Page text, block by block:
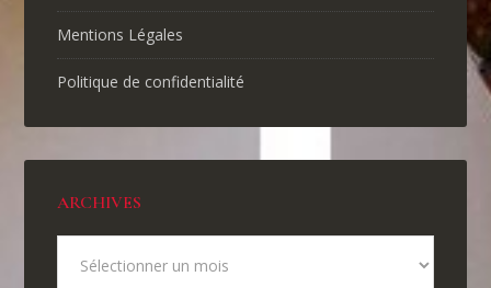
Mentions Légales
Politique de confidentialité
ARCHIVES